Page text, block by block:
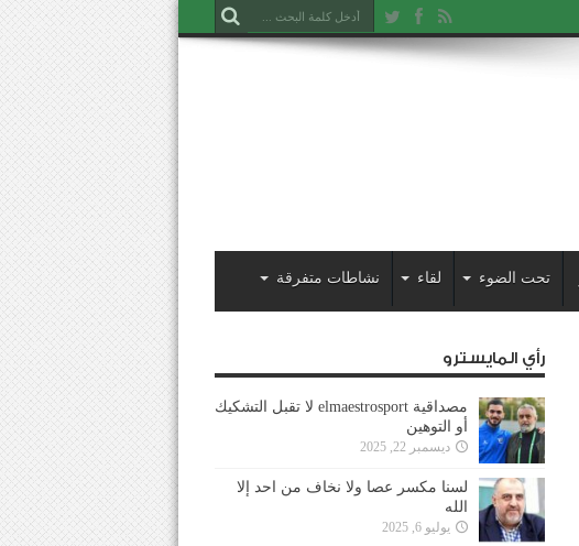
تحت الضوء لقاء نشاطات متفرقة
رأي المايسترو
مصداقية elmaestrosport لا تقبل التشكيك
أو التوهين
ديسمبر 22, 2025
لسنا مكسر عصا ولا نخاف من احد إلا
الله
يوليو 6, 2025